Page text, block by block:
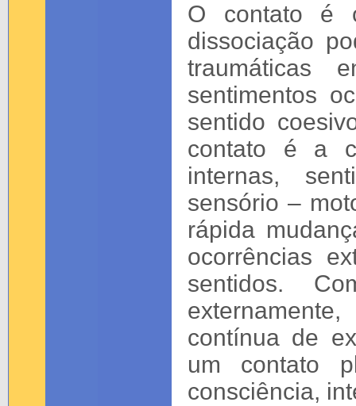
O contato é
dissociação
traumáticas
sentimentos
sentido
contato é a
internas,
sensório –
rápida
ocorrências
sentidos.
contínua de
um contato
consciência,